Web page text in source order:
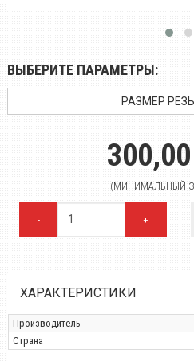
ВЫБЕРИТЕ ПАРАМЕТРЫ:
РАЗМЕР
(МИНИМАЛЬНЫЙ
- +
ХАРАКТЕРИСТИКИ
Производитель
Страна